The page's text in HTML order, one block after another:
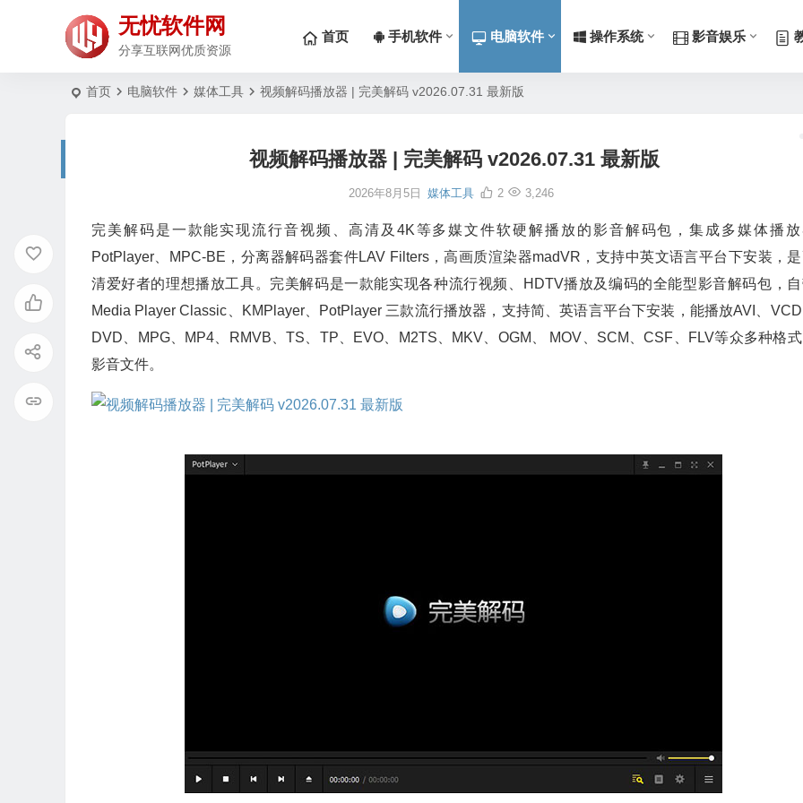
无忧软件网
分享互联网优质资源
首页 手机软件 电脑软件 操作系统 影音娱乐
首页 电脑软件 媒体工具 视频解码播放器 | 完美解码 v2026.07.31 最新版
视频解码播放器 | 完美解码 v2026.07.31 最新版
2026年8月5日 媒体工具 3,246
2
完美解码是一款能实现流行音视频、高清及4K等多媒文件软硬解播放的影音解码包，集成多媒体播放
PotPlayer、MPC-BE，分离器解码器套件LAV Filters，高画质渲染器madVR，支持中英文语言平台下安装，
清爱好者的理想播放工具。完美解码是一款能实现各种流行视频、HDTV播放及编码的全能型影音解码包，
Media Player Classic、KMPlayer、PotPlayer 三款流行播放器，支持简、英语言平台下安装，能播放AVI、
DVD、MPG、MP4、RMVB、TS、TP、EVO、M2TS、MKV、OGM、 MOV、SCM、CSF、FLV等众多种格
影音文件。